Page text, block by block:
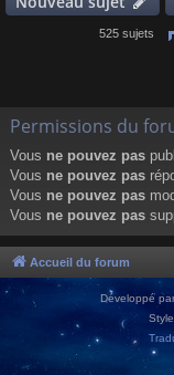
525 sujets
Permissions du
Vous ne pouvez pas
Vous ne pouvez pas
Vous ne pouvez pas
Vous ne pouvez pas
Accueil du forum
Développé par